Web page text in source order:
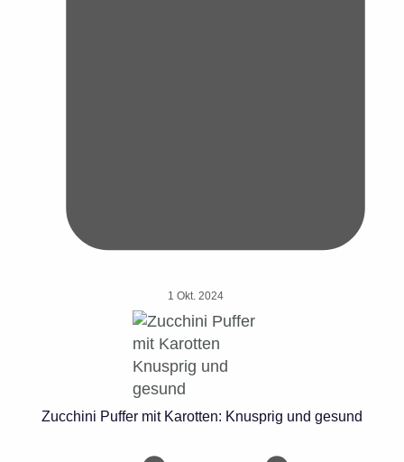
1 Okt. 2024
Zucchini Puffer mit Karotten: Knusprig und gesund